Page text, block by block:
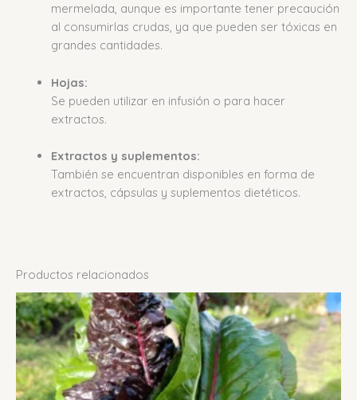
mermelada, aunque es importante tener precaución
al consumirlas crudas, ya que pueden ser tóxicas en
grandes cantidades.
Hojas:
Se pueden utilizar en infusión o para hacer
extractos.
Extractos y suplementos:
También se encuentran disponibles en forma de
extractos, cápsulas y suplementos dietéticos.
Productos relacionados